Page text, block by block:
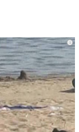
i